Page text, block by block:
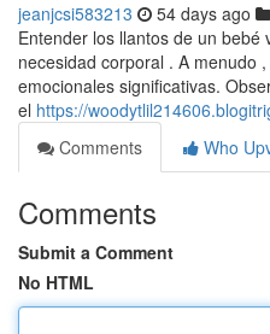
jeanjcsi583213 54 days ago
Entender los llantos de un
necesidad corporal . A menudo
emocionales significativas.
el https://
Comments
Who
Comments
Submit a Comment
No HTML